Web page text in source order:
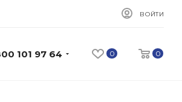
ВОЙТИ
0 0
101 97 64